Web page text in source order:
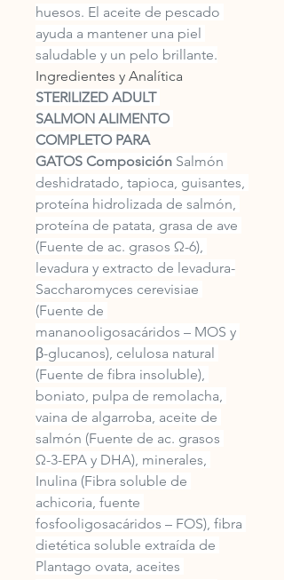
huesos. El aceite de pescado
ayuda a mantener una piel
saludable y un pelo brillante.
Ingredientes y Analítica
STERILIZED ADULT
SALMON ALIMENTO
COMPLETO PARA
GATOS Composición Salmón
deshidratado, tapioca, guisantes,
proteína hidrolizada de salmón,
proteína de patata, grasa de ave
(Fuente de ac. grasos Ω-6),
levadura y extracto de levadura-
Saccharomyces cerevisiae
(Fuente de
mananooligosacáridos – MOS y
β-glucanos), celulosa natural
(Fuente de fibra insoluble),
boniato, pulpa de remolacha,
vaina de algarroba, aceite de
salmón (Fuente de ac. grasos
Ω-3-EPA y DHA), minerales,
Inulina (Fibra soluble de
achicoria, fuente
fosfooligosacáridos – FOS), fibra
dietética soluble extraída de
Plantago ovata, aceites